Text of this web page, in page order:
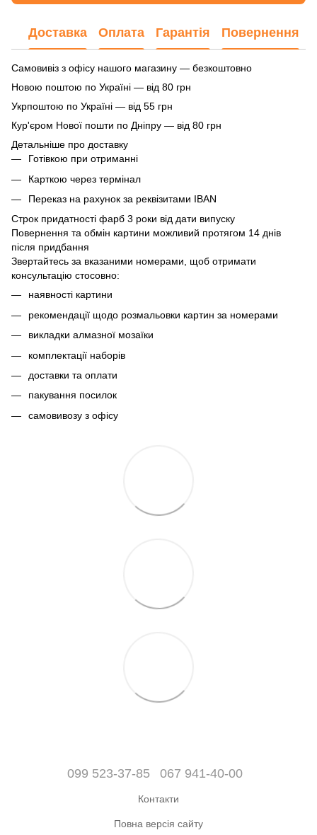
Доставка Оплата Гарантія Повернення
Самовивіз з офісу нашого магазину — безкоштовно
Новою поштою по Україні — від 80 грн
Укрпоштою по Україні — від 55 грн
Кур'єром Нової пошти по Дніпру — від 80 грн
Детальніше про доставку
Готівкою при отриманні
Карткою через термінал
Переказ на рахунок за реквізитами IBAN
Строк придатності фарб 3 роки від дати випуску
Повернення та обмін картини можливий протягом 14 днів
після придбання
Звертайтесь за вказаними номерами, щоб отримати
консультацію стосовно:
наявності картини
рекомендації щодо розмальовки картин за номерами
викладки алмазної мозаїки
комплектації наборів
доставки та оплати
пакування посилок
самовивозу з офісу
099 523-37-85 067 941-40-00
Контакти
Повна версія сайту